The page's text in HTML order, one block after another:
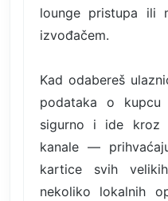
lounge pristupa ili
izvođačem.
Kad odabereš
podataka o
sigurno i ide kroz
kanale —
kartice svih
nekoliko lokalnih